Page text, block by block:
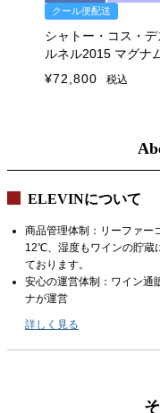
クール便配送
シャトー・コス・デ
ルネル2015 マグナ
ル
¥72,800 税込
ELEVINについて
商品管理体制：リーファー
12℃、湿度もワインの貯蔵
ております。
安心の運営体制：ワイン通
ナが運営
詳しく見る